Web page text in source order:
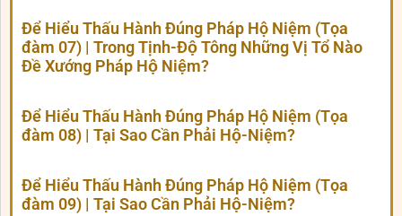
Để Hiểu Thấu Hành Đúng Pháp Hộ Niệm (Tọa
đàm 07) | Trong Tịnh-Độ Tông Những Vị Tổ Nào
Đề Xướng Pháp Hộ Niệm?
Để Hiểu Thấu Hành Đúng Pháp Hộ Niệm (Tọa
đàm 08) | Tại Sao Cần Phải Hộ-Niệm?
Để Hiểu Thấu Hành Đúng Pháp Hộ Niệm (Tọa
đàm 09) | Tại Sao Cần Phải Hộ-Niệm?